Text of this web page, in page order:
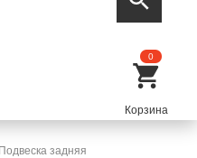
0
Подвеска задняя